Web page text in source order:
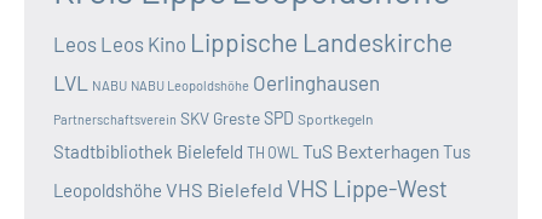
Leos Leos Kino Lippische Landeskirche
LVL NABU NABU Leopoldshöhe Oerlinghausen
Partnerschaftsverein SKV GresteSPD Sportkegeln
Stadtbibliothek Bielefeld TH OWL TuS BexterhagenTus
Leopoldshöhe VHS Bielefeld VHS Lippe-West